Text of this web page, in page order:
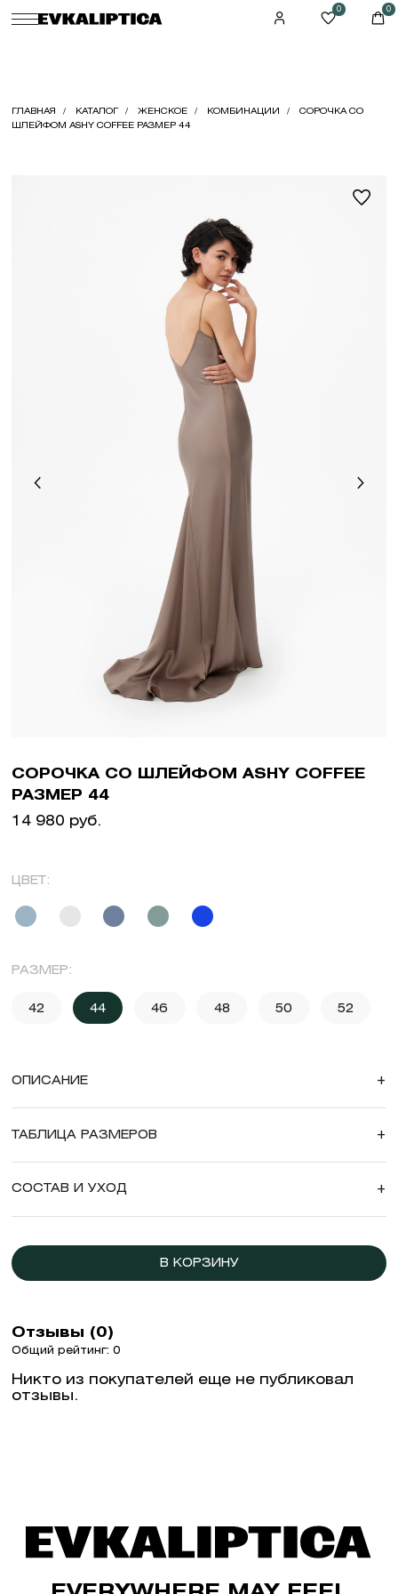
0 0
ГЛАВНАЯ КАТАЛОГ ЖЕНСКОЕ КОМБИНАЦИИ
СОРОЧКА СО
ШЛЕЙФОМ ASHY COFFEE РАЗМЕР 44
СОРОЧКА СО ШЛЕЙФОМ ASHY COFFEE
РАЗМЕР 44
14 980 руб.
ЦВЕТ:
РАЗМЕР:
42 44 46 48 50 52
ОПИСАНИЕ +
ТАБЛИЦА РАЗМЕРОВ +
СОСТАВ И УХОД +
В КОРЗИНУ
Отзывы (0)
Общий рейтинг: 0
Никто из покупателей еще не публиковал
отзывы.